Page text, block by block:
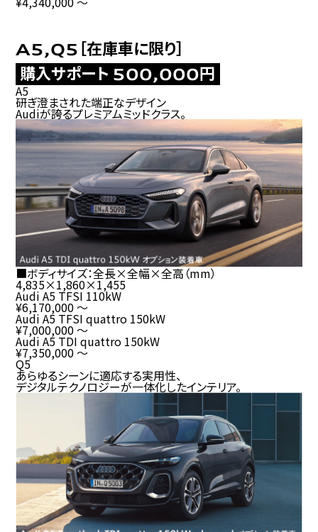
A5,Q5 ［在庫車に限り］
購入サポート 500,000円
A5
研ぎ澄まされた端正なデザイン
Audiが誇るプレミアムミッドクラス。
■ボディサイズ：全長×全幅×全高（mm）
4,835×1,860×1,455
Audi A5 TFSI 110kW
¥6,170,000～
Audi A5 TFSI quattro 150kW
¥7,000,000～
Audi A5 TDI quattro 150kW
¥7,350,000～
Q5
あらゆるシーンに適応する実用性、
デジタルテクノロジーが一体化したインテリア。